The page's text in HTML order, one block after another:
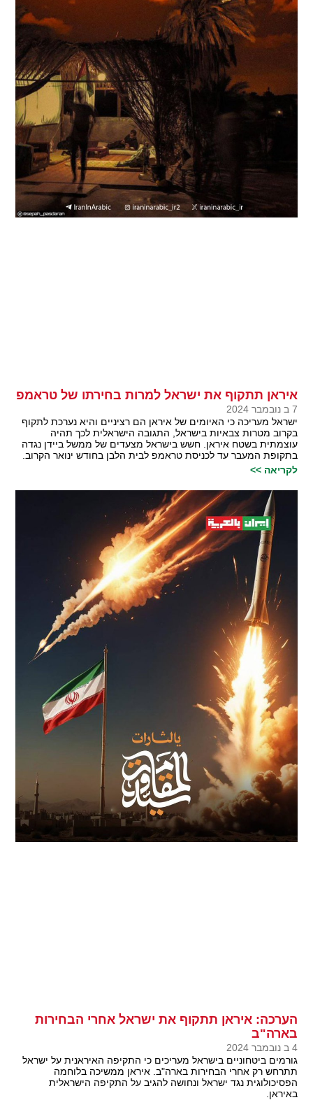
איראן תתקוף את ישראל למרות בחירתו של טראמפ
7 ב נובמבר 2024
ישראל מעריכה כי האיומים של איראן הם רציניים והיא נערכת לתקוף
בקרוב מטרות צבאיות בישראל, התגובה הישראלית לכך תהיה
עוצמתית בשטח איראן. חשש בישראל מצעדים של ממשל ביידן נגדה
בתקופת המעבר עד לכניסת טראמפ לבית הלבן בחודש ינואר הקרוב.
לקריאה >>
הערכה: איראן תתקוף את ישראל אחרי הבחירות
בארה"ב
4 ב נובמבר 2024
גורמים ביטחוניים בישראל מעריכים כי התקיפה האיראנית על ישראל
תתרחש רק אחרי הבחירות בארה"ב. איראן ממשיכה בלוחמה
הפסיכולוגית נגד ישראל ונחושה להגיב על התקיפה הישראלית
באיראן.